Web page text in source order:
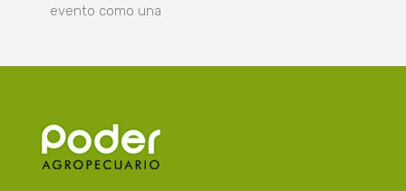
evento como una